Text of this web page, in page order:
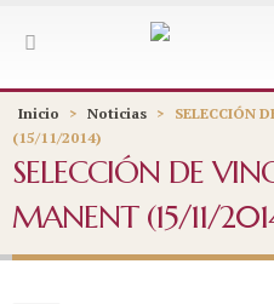
Inicio > Noticias >
SELECCIÓN
(15/11/2014)
SELECCIÓN DE
MANENT (15/11/